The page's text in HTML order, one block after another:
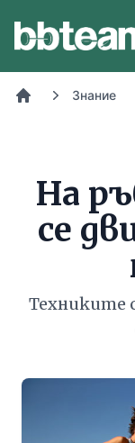
Знание
На
се
Техниките